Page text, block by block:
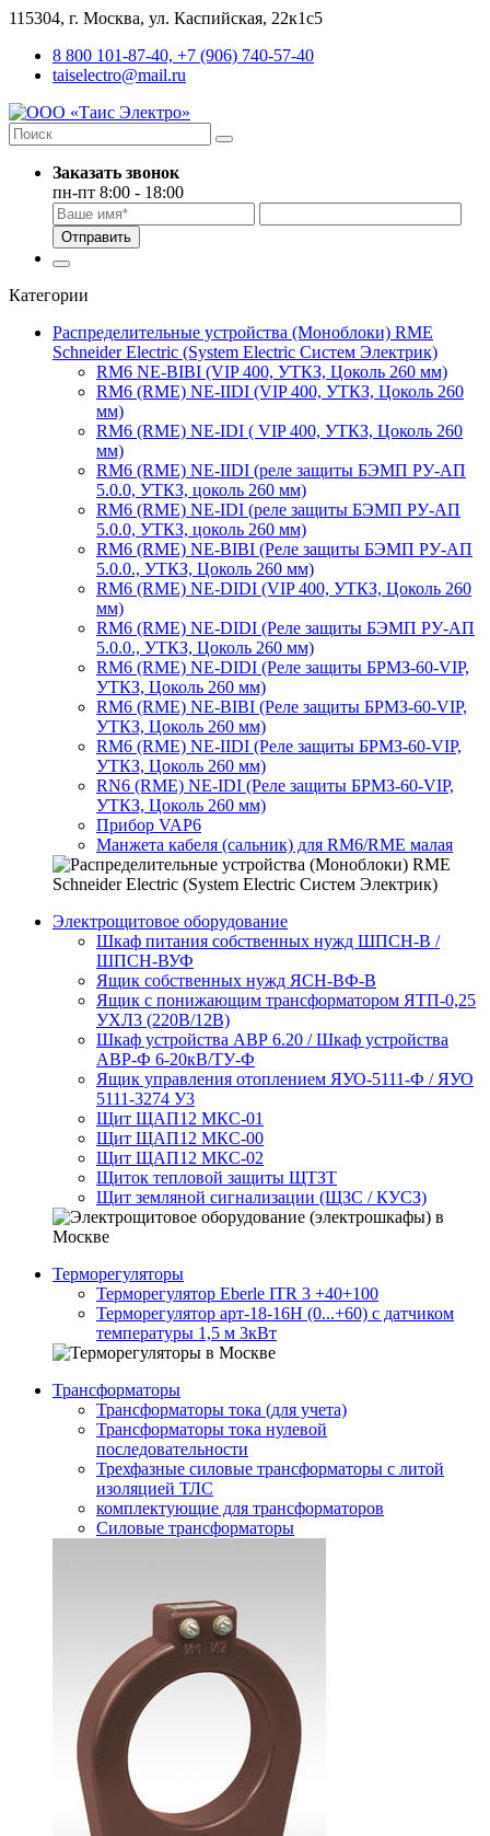
115304, г. Москва, ул. Каспийская, 22к1с5
8 800 101-87-40, +7 (906) 740-57-40
taiselectro@mail.ru
Заказать звонок
пн-пт 8:00 - 18:00
Отправить
Категории
Распределительные устройства (Моноблоки) RME
Schneider Electric (System Electric Систем Электрик)
RM6 NE-BIBI (VIP 400, УТКЗ, Цоколь 260 мм)
RM6 (RME) NE-IIDI (VIP 400, УТКЗ, Цоколь 260
мм)
RM6 (RME) NE-IDI ( VIP 400, УТКЗ, Цоколь 260
мм)
RM6 (RME) NE-IIDI (реле защиты БЭМП РУ-АП
5.0.0, УТКЗ, цоколь 260 мм)
RM6 (RME) NE-IDI (реле защиты БЭМП РУ-АП
5.0.0, УТКЗ, цоколь 260 мм)
RM6 (RME) NE-BIBI (Реле защиты БЭМП РУ-АП
5.0.0., УТКЗ, Цоколь 260 мм)
RM6 (RME) NE-DIDI (VIP 400, УТКЗ, Цоколь 260
мм)
RM6 (RME) NE-DIDI (Реле защиты БЭМП РУ-АП
5.0.0., УТКЗ, Цоколь 260 мм)
RM6 (RME) NE-DIDI (Реле защиты БРМЗ-60-VIP,
УТКЗ, Цоколь 260 мм)
RM6 (RME) NE-BIBI (Реле защиты БРМЗ-60-VIP,
УТКЗ, Цоколь 260 мм)
RM6 (RME) NE-IIDI (Реле защиты БРМЗ-60-VIP,
УТКЗ, Цоколь 260 мм)
RN6 (RME) NE-IDI (Реле защиты БРМЗ-60-VIP,
УТКЗ, Цоколь 260 мм)
Прибор VAP6
Манжета кабеля (сальник) для RM6/RME малая
Электрощитовое оборудование
Шкаф питания собственных нужд ШПСН-В /
ШПСН-ВУФ
Ящик собственных нужд ЯСН-ВФ-В
Ящик с понижающим трансформатором ЯТП-0,25
УХЛ3 (220В/12В)
Шкаф устройства АВР 6.20 / Шкаф устройства
АВР-Ф 6-20кВ/ТУ-Ф
Ящик управления отоплением ЯУО-5111-Ф / ЯУО
5111-3274 У3
Щит ЩАП12 МКС-01
Щит ЩАП12 МКС-00
Щит ЩАП12 МКС-02
Щиток тепловой защиты ЩТЗТ
Щит земляной сигнализации (ЩЗС / КУСЗ)
Терморегуляторы
Терморегулятор Eberle ITR 3 +40+100
Терморегулятор арт-18-16H (0...+60) с датчиком
температуры 1,5 м 3кВт
Трансформаторы
Трансформаторы тока (для учета)
Трансформаторы тока нулевой
последовательности
Трехфазные силовые трансформаторы с литой
изоляцией ТЛС
комплектующие для трансформаторов
Силовые трансформаторы